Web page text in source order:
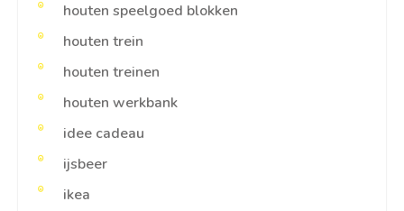
houten speelgoed blokken
houten trein
houten treinen
houten werkbank
idee cadeau
ijsbeer
ikea